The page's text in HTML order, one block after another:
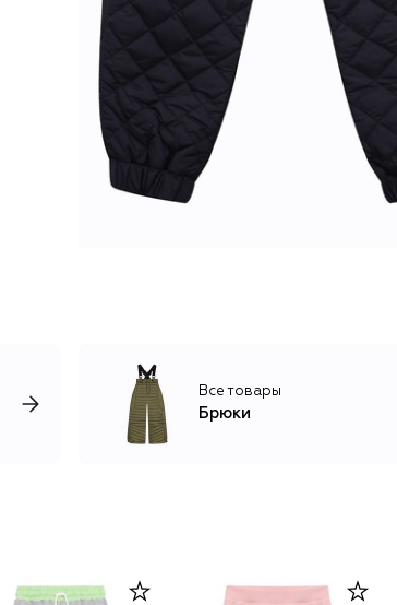
Все товары
Брюки